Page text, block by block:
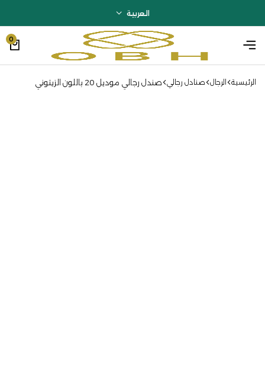
العربية
0
الرئيسية الرجال صنادل رجالي صندل رجالي موديل 20 باللون الزيتوني